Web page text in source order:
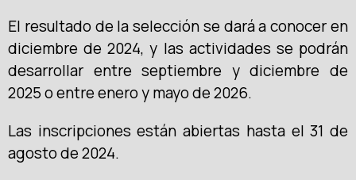
El resultado de la selección se dará a conocer en
diciembre de 2024, y las actividades se podrán
desarrollar entre septiembre y diciembre de
2025 o entre enero y mayo de 2026.
Las inscripciones están abiertas hasta el 31 de
agosto de 2024.